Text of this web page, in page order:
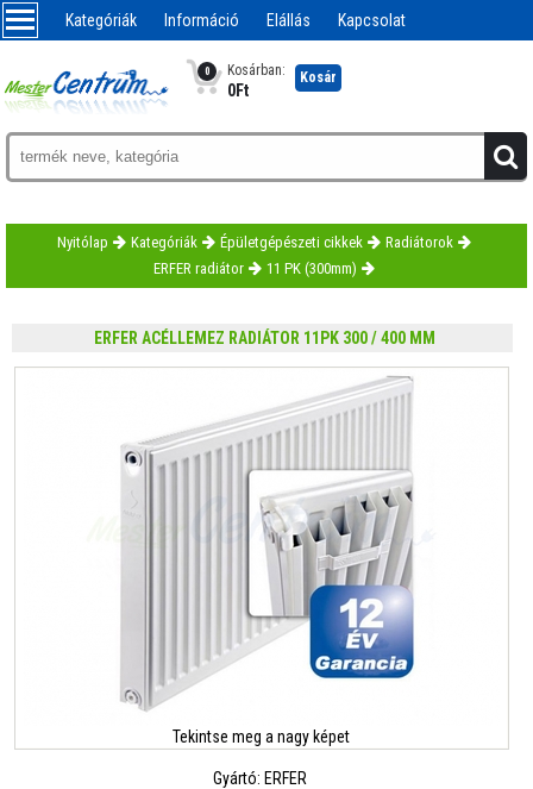
Kategóriák Információ Elállás Kapcsolat
0 Kosárban:
0Ft
Kosár
Nyitólap Kategóriák Épületgépészeti cikkek
Radiátorok
ERFER radiátor
11 PK (300mm)
ERFER ACÉLLEMEZ RADIÁTOR 11PK 300 / 400 MM
Tekintse meg a nagy képet
Gyártó: ERFER